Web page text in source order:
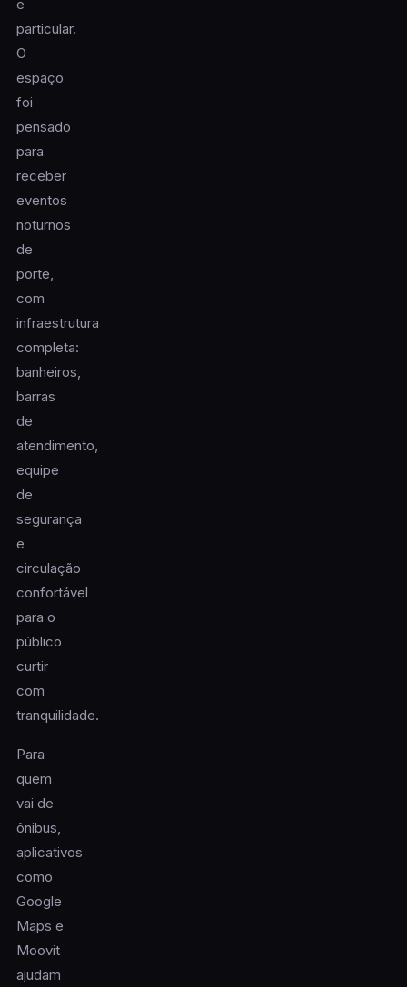
e
particular.
O
espaço
foi
pensado
para
receber
eventos
noturnos
de
porte,
com
infraestrutura
completa:
banheiros,
barras
de
atendimento,
equipe
de
segurança
e
circulação
confortável
para o
público
curtir
com
tranquilidade.
Para
quem
vai de
ônibus,
aplicativos
como
Google
Maps e
Moovit
ajudam